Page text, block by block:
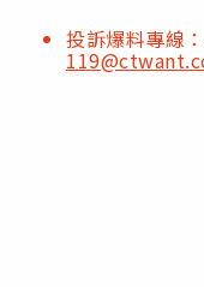
投訴爆料專線：